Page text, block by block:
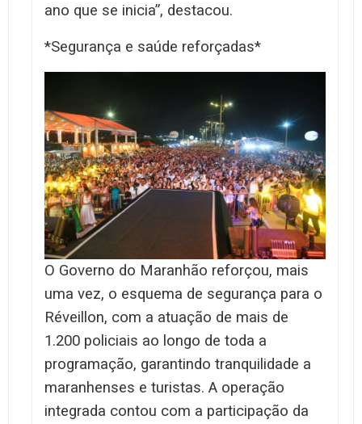
ano que se inicia”, destacou.
*Segurança e saúde reforçadas*
O Governo do Maranhão reforçou, mais
uma vez, o esquema de segurança para o
Réveillon, com a atuação de mais de
1.200 policiais ao longo de toda a
programação, garantindo tranquilidade a
maranhenses e turistas. A operação
integrada contou com a participação da